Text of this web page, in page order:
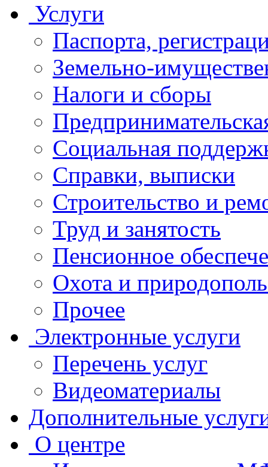
Услуги
Паспорта,
Земельно-
Налоги и сборы
Социальная
Справки, выписки
Строительство и
Труд и занятость
Пенсионное
Охота и
Прочее
Электронные услуги
Перечень услуг
Видеоматериалы
Дополнительные
О центре